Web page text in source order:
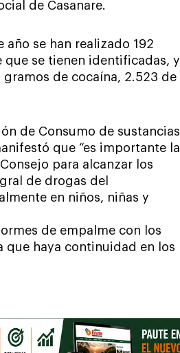
de Casanare.
año se han realizado 192
que se tienen identificadas, y
de cocaína, 2.523 de
de Consumo de sustancias
que “es importante la
para alcanzar los
de drogas del
en niños, niñas y
de empalme con los
que haya continuidad en los